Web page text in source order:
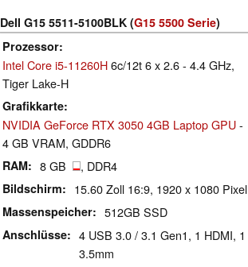
Dell G15 5511-5100BLK (G15 5500 Serie)
Prozessor
Intel Core i5-11260H6c/12t 6 x 2.6 - 4.4 GHz,
Tiger Lake-H
Grafikkarte
NVIDIA GeForce RTX 3050 4GB Laptop GPU-
4 GB VRAM, GDDR6
RAM 8 GB , DDR4
Bildschirm 15.60 Zoll 16:9, 1920 x 1080
Massenspeicher 512GB SSD
Anschlüsse
4 USB 3.0 / 3.1 Gen1, 1 HDMI,
3.5mm